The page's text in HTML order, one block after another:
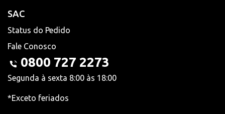
SAC
Status do Pedido
Fale Conosco
0800 727 2273
Segunda à sexta 8:00 às 18:00
*Exceto feriados